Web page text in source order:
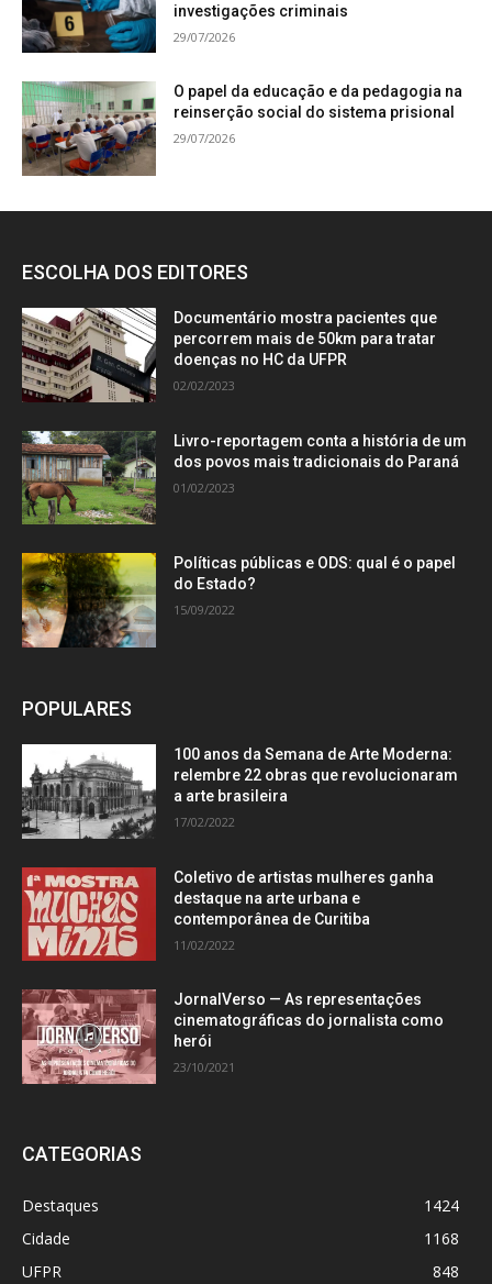
investigações criminais
29/07/2026
O papel da educação e da pedagogia na
reinserção social do sistema prisional
29/07/2026
ESCOLHA DOS EDITORES
Documentário mostra pacientes que
percorrem mais de 50km para tratar
doenças no HC da UFPR
02/02/2023
Livro-reportagem conta a história de um
dos povos mais tradicionais do Paraná
01/02/2023
Políticas públicas e ODS: qual é o papel
do Estado?
15/09/2022
POPULARES
100 anos da Semana de Arte Moderna:
relembre 22 obras que revolucionaram
a arte brasileira
17/02/2022
Coletivo de artistas mulheres ganha
destaque na arte urbana e
contemporânea de Curitiba
11/02/2022
JornalVerso — As representações
cinematográficas do jornalista como
herói
23/10/2021
CATEGORIAS
Destaques
1424
Cidade
1168
UFPR
848